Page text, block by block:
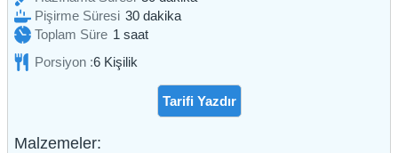
Pişirme Süresi 30dakika
dakika
Toplam Süre 1 saat
saat
Porsiyon :6 Kişilik
Tarifi Yazdır
Malzemeler: